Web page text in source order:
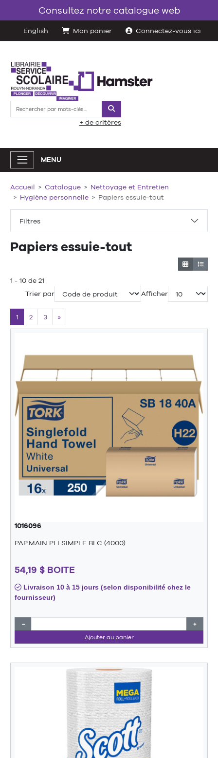
Consultez notre catalogue web
English Mon panier Connectez-vous ici
Rechercher
+ de critères
MENU
Filtres
Accueil Catalogue
Nettoyage et Entretien
Hygiène personnelle
Papiers essuie-tout
Papiers essuie-tout
1 - 10 de 21
Trier par
Afficher
1 2 3 »
1016096
PAP.MAIN PLI SIMPLE BLC (4000)
54,19 $ BOITE
Livraison 10 à 15 jours (selon disponibilité chez le
fournisseur)
− +
Ajouter au panier